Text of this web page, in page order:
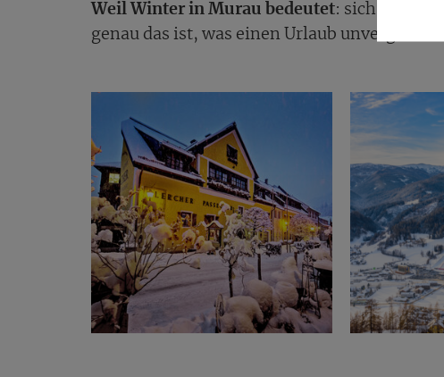
Weil Winter in Murau bedeutet: sich Zeit
genau das ist, was einen Urlaub